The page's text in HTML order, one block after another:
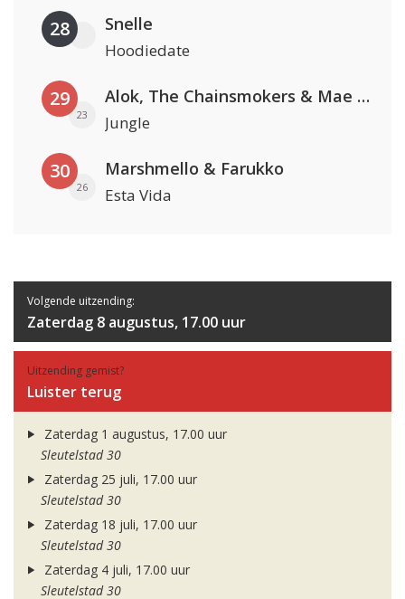
28 Snelle
Hoodiedate
29
23
Alok, The Chainsmokers & Mae Stephens
Jungle
30
26
Marshmello & Farukko
Esta Vida
Volgende uitzending:
Zaterdag 8 augustus, 17.00 uur
Uitzending gemist?
Luister terug
Zaterdag 1 augustus, 17.00 uur
Sleutelstad 30
Zaterdag 25 juli, 17.00 uur
Sleutelstad 30
Zaterdag 18 juli, 17.00 uur
Sleutelstad 30
Zaterdag 4 juli, 17.00 uur
Sleutelstad 30